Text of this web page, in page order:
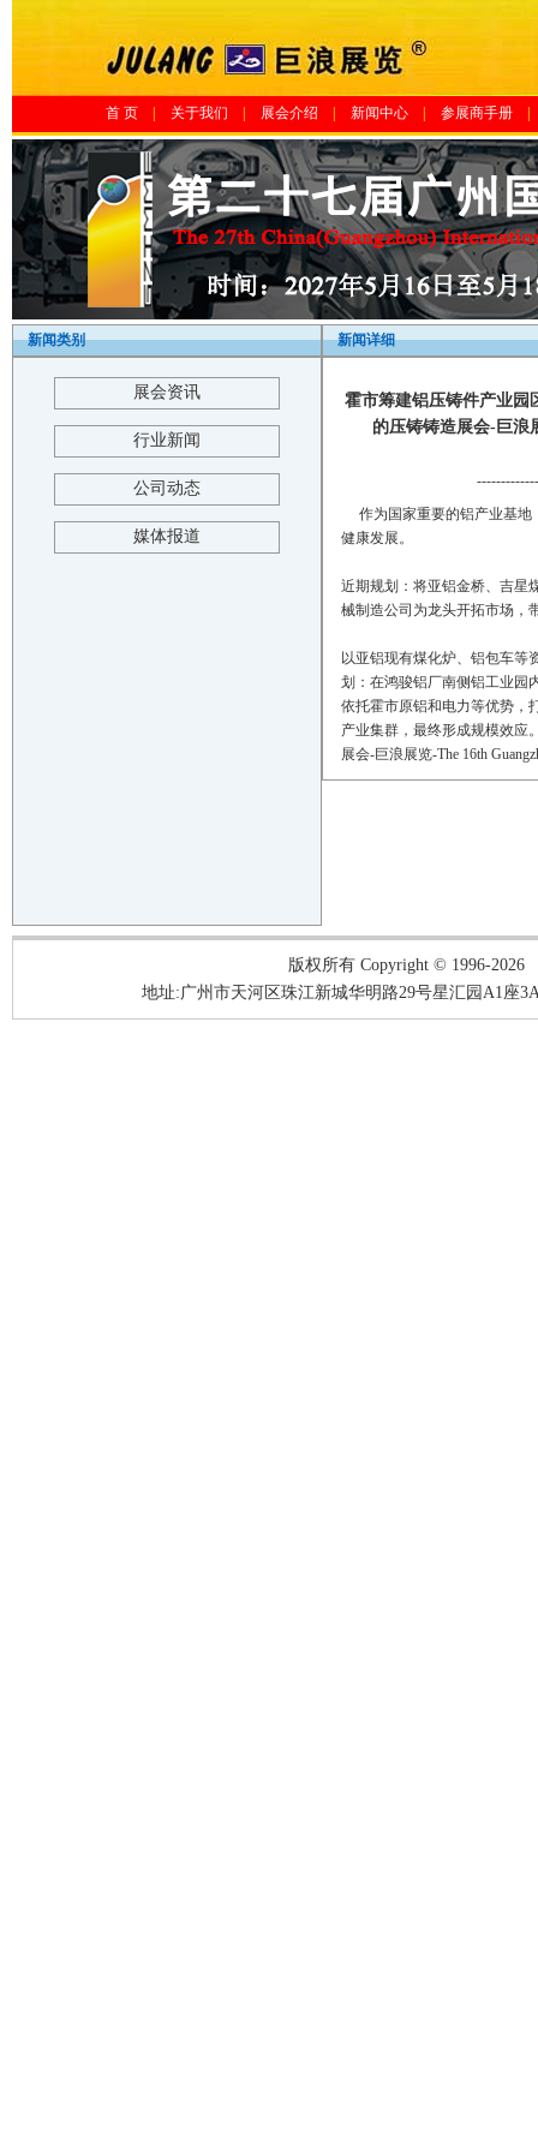
首 页 关于我们 展会介绍 新闻中心 参展商手册|
新闻类别
展会资讯
行业新闻
公司动态
媒体报道
新闻详细
霍市筹建铝压铸件产业园
的压铸铸造展会-巨浪
作为国家重要的铝产业基地
健康发展。
近期规划：将亚铝金桥、吉星
械制造公司为龙头开拓市场，
以亚铝现有煤化炉、铝包车等
划：在鸿骏铝厂南侧铝工业园
依托霍市原铝和电力等优势，
产业集群，最终形成规模效
展会-巨浪展览-The 16th
版权所有 Copyright © 1996-2026
地址:广州市天河区珠江新城华明路29号星汇园A1座